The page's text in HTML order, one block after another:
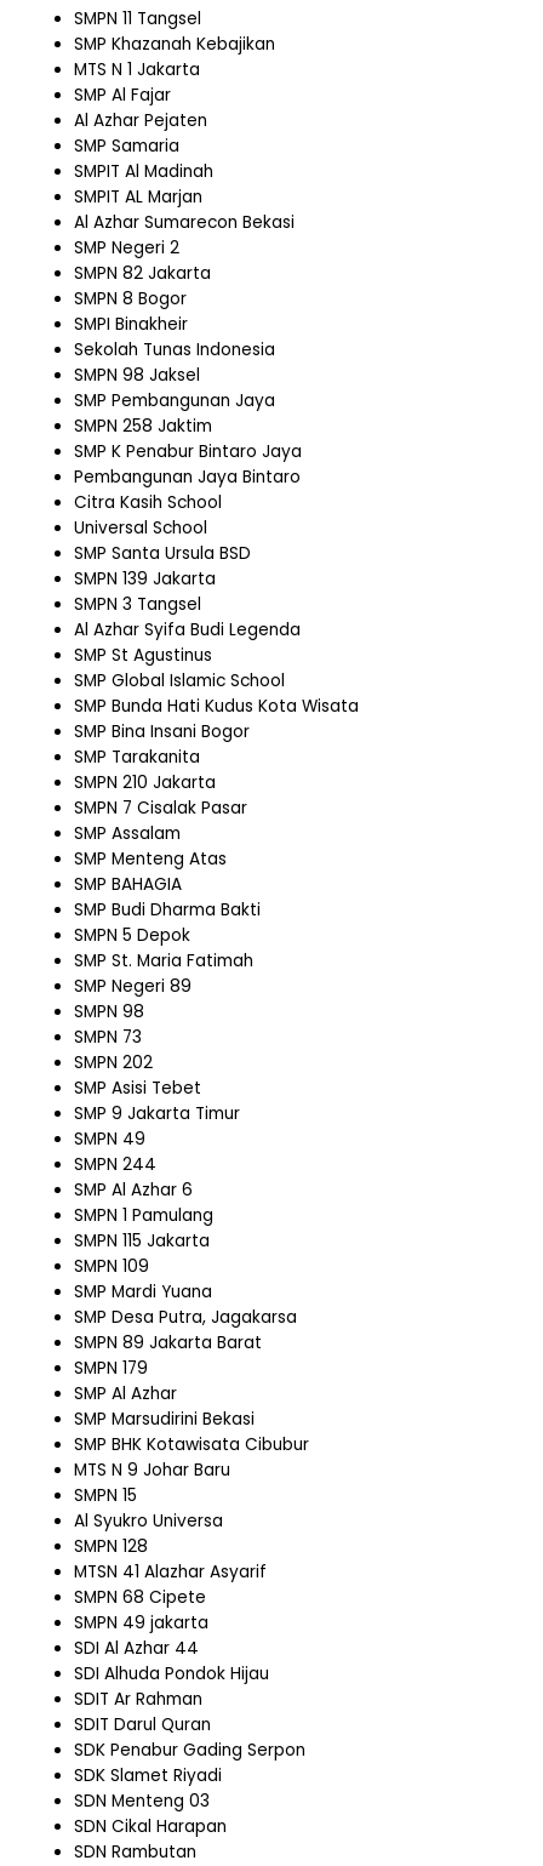
SMPN 11 Tangsel
SMP Khazanah Kebajikan
MTS N 1 Jakarta
SMP Al Fajar
Al Azhar Pejaten
SMP Samaria
SMPIT Al Madinah
SMPIT AL Marjan
Al Azhar Sumarecon Bekasi
SMP Negeri 2
SMPN 82 Jakarta
SMPN 8 Bogor
SMPI Binakheir
Sekolah Tunas Indonesia
SMPN 98 Jaksel
SMP Pembangunan Jaya
SMPN 258 Jaktim
SMP K Penabur Bintaro Jaya
Pembangunan Jaya Bintaro
Citra Kasih School
Universal School
SMP Santa Ursula BSD
SMPN 139 Jakarta
SMPN 3 Tangsel
Al Azhar Syifa Budi Legenda
SMP St Agustinus
SMP Global Islamic School
SMP Bunda Hati Kudus Kota Wisata
SMP Bina Insani Bogor
SMP Tarakanita
SMPN 210 Jakarta
SMPN 7 Cisalak Pasar
SMP Assalam
SMP Menteng Atas
SMP BAHAGIA
SMP Budi Dharma Bakti
SMPN 5 Depok
SMP St. Maria Fatimah
SMP Negeri 89
SMPN 98
SMPN 73
SMPN 202
SMP Asisi Tebet
SMP 9 Jakarta Timur
SMPN 49
SMPN 244
SMP Al Azhar 6
SMPN 1 Pamulang
SMPN 115 Jakarta
SMPN 109
SMP Mardi Yuana
SMP Desa Putra, Jagakarsa
SMPN 89 Jakarta Barat
SMPN 179
SMP Al Azhar
SMP Marsudirini Bekasi
SMP BHK Kotawisata Cibubur
MTS N 9 Johar Baru
SMPN 15
Al Syukro Universa
SMPN 128
MTSN 41 Alazhar Asyarif
SMPN 68 Cipete
SMPN 49 jakarta
SDI Al Azhar 44
SDI Alhuda Pondok Hijau
SDIT Ar Rahman
SDIT Darul Quran
SDK Penabur Gading Serpon
SDK Slamet Riyadi
SDN Menteng 03
SDN Cikal Harapan
SDN Rambutan